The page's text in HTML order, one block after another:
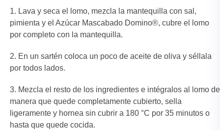
Lava y seca el lomo, mezcla la mantequilla con sal,
pimienta y el Azúcar Mascabado Domino®, cubre el lomo
por completo con la mantequilla.
En un sartén coloca un poco de aceite de oliva y séllala
por todos lados.
Mezcla el resto de los ingredientes e intégralos al lomo de
manera que quede completamente cubierto, sella
ligeramente y hornea sin cubrir a 180 °C por 35 minutos o
hasta que quede cocida.